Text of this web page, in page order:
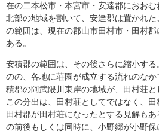
在の二本松市・本宮市・安達郡におお
北部の地域を割いて、安達郡は置かれ
の範囲は、現在の郡山市田村市・田村
ある。
安積郡の範囲は、その後さらに縮小す
のの、各地に荘園が成立する流れのな
積郡の阿武隈川東岸の地域が、田村荘と
この分出は、田村荘としてではなく、
田村郡が田村荘になったとする見解も
の前後もしくは同時に、小野郷が小野